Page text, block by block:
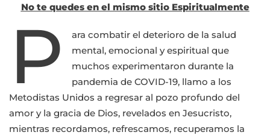
No te quedes en el mismo sitio Espiritualmente
P
ara combatir el deterioro de la salud
mental, emocional y espiritual que
muchos experimentaron durante la
pandemia de COVID-19, llamo a los
Metodistas Unidos a regresar al pozo profundo del
amor y la gracia de Dios, revelados en Jesucristo,
mientras recordamos, refrescamos, recuperamos la